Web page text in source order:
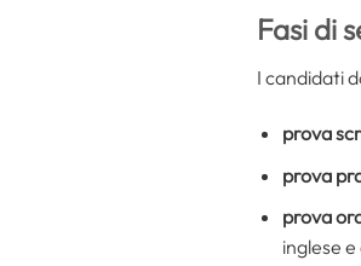
Fasi di
I candidati
prova
prova
prova
inglese